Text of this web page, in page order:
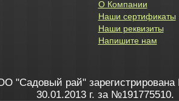
О Компании
Наши сертификаты
Наши реквизиты
Напишите нам
"Садовый рай" зарегистрирована
30.01.2013 г. за №191775510.